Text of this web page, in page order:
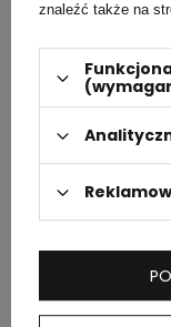
PAKOWANIE
Wymiary
zewnętrznego
Waga
kartonu
zewnętrznego
znaleźć także na